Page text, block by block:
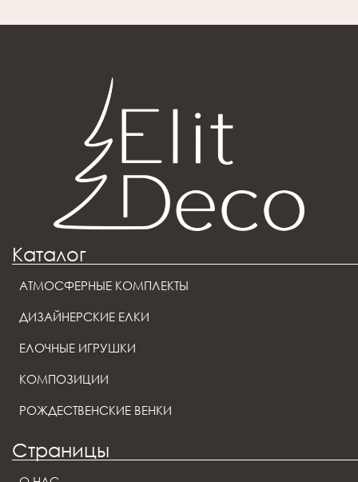
Каталог
АТМОСФЕРНЫЕ КОМПЛЕКТЫ
ДИЗАЙНЕРСКИЕ ЕЛКИ
ЕЛОЧНЫЕ ИГРУШКИ
КОМПОЗИЦИИ
РОЖДЕСТВЕНСКИЕ ВЕНКИ
Страницы